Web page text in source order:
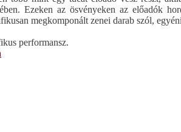
Ezeken az ösvényeken az előadók
megkomponált zenei darab szól,
performansz.